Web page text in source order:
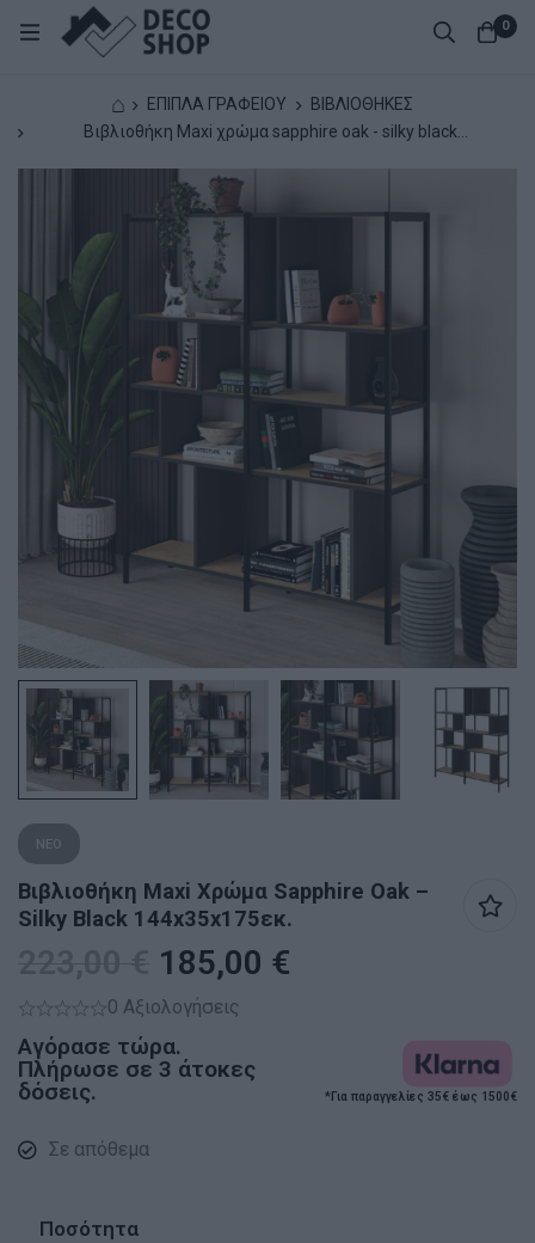
0
⌂ ΕΠΙΠΛΑ ΓΡΑΦΕΙΟΥ
ΒΙΒΛΙΟΘΗΚΕΣ
Βιβλιοθήκη Maxi χρώμα sapphire oak - silky black
ΝΕΟ
Βιβλιοθήκη Maxi Χρώμα Sapphire Oak –
Silky Black 144x35x175εκ.
185,00 €
0 Αξιολογήσεις
Αγόρασε τώρα.
Πλήρωσε σε 3 άτοκες
δόσεις.
*Για παραγγελίες 35€ έως 1500€
Σε απόθεμα
Ποσότητα